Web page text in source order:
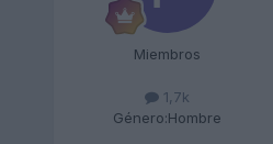
Miembros
1,7k
Género:Hombre